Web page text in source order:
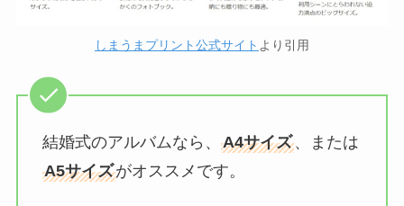
しまうまプリント公式サイト より引用
結婚式のアルバムなら、 A4サイズ、または
A5サイズがオススメです。